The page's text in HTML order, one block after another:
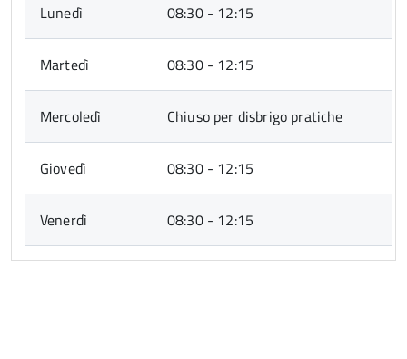
Lunedì 08:30 - 12:15
Martedì 08:30 - 12:15
Mercoledì Chiuso per disbrigo pratiche
Giovedì 08:30 - 12:15
Venerdì 08:30 - 12:15